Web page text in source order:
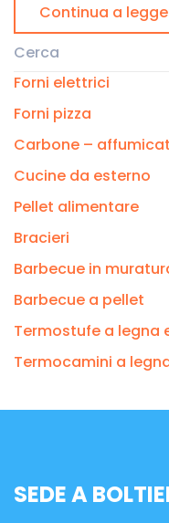
Continua a
Forni elettrici
Forni pizza
Carbone –
Cucine da esterno
Pellet alimentare
Bracieri
Barbecue in
Barbecue a pellet
Termostufe a legna
Termocamini a
SEDE A